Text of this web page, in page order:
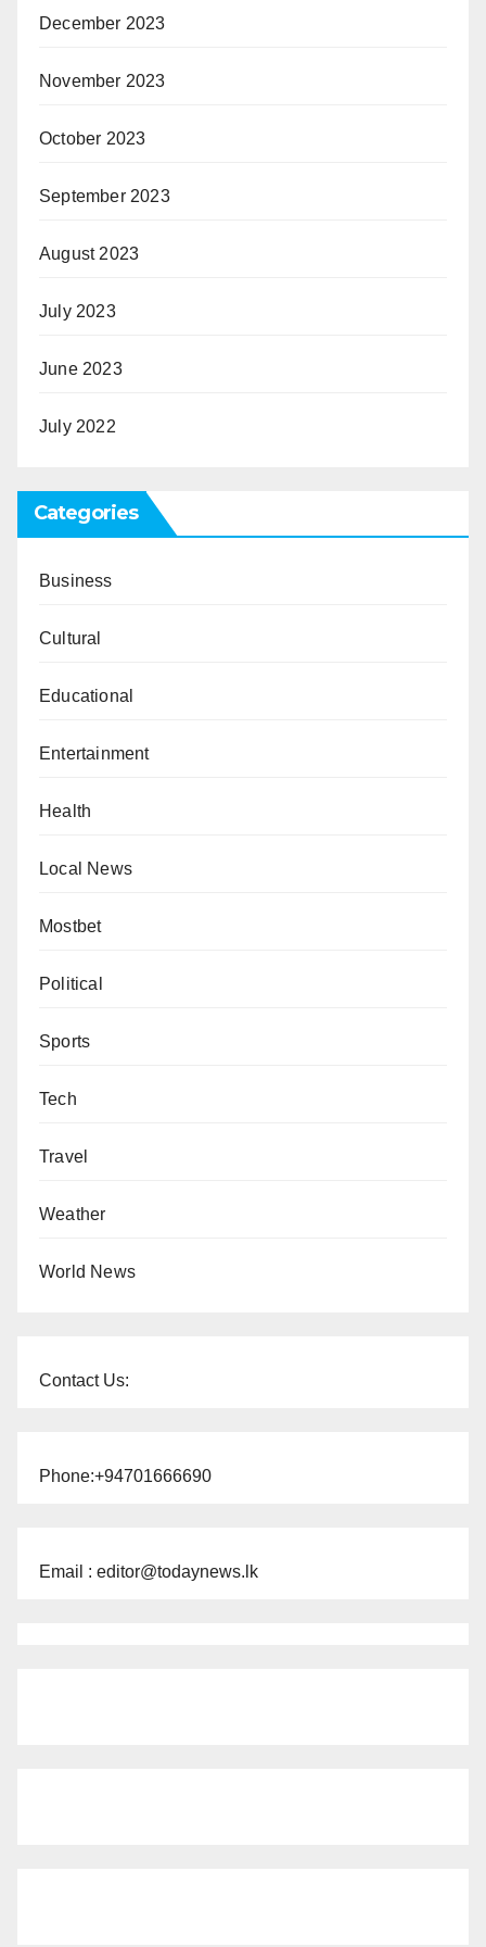
December 2023
November 2023
October 2023
September 2023
August 2023
July 2023
June 2023
July 2022
Categories
Business
Cultural
Educational
Entertainment
Health
Local News
Mostbet
Political
Sports
Tech
Travel
Weather
World News
Contact Us:
Phone:+94701666690
Email : editor@todaynews.lk